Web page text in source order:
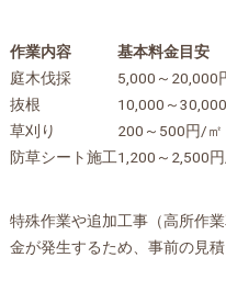
作業内容
基本料金目安
庭木伐採
5,000～20,000
抜根
10,000～
草刈り
200～500円/㎡
防草シート施工1,200～2,500
特殊作業や追加工事（高所作
金が発生するため、事前の見積